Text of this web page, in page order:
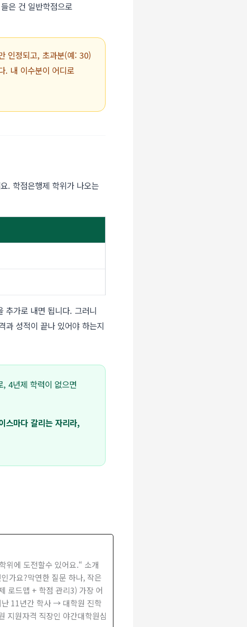
은 건 일반학점으로
인정되고, 초과분(예: 30)
. 내 이수분이 어디로
. 학점은행제 학위가 나오는
추가로 내면 됩니다. 그러니
과 성적이 끝나 있어야 하는지
, 4년제 학력이 없으면
스마다 갈리는 자리라,
위에 도전할수 있어요.“ 소개
가요?막연한 질문 하나, 작은
로드맵 + 학점 관리3) 가장 어
난 11년간 학사 → 대학원 진학
원자격 직장인 야간대학원심